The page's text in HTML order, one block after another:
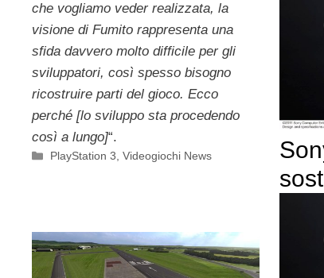
che vogliamo veder realizzata, la
visione di Fumito rappresenta una
sfida davvero molto difficile per gli
sviluppatori, così spesso bisogno
ricostruire parti del gioco. Ecco
perché [lo sviluppo sta procedendo
così a lungo]“.
Categorie
PlayStation 3,Videogiochi News